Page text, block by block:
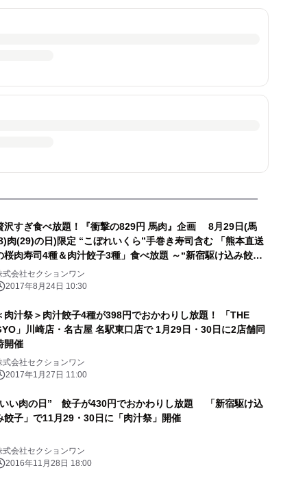
沢すぎ食べ放題！『衝撃の829円 馬肉』企画 8月29日(馬
肉(29)の日)限定 “こぼれいくら”手巻き寿司含む 「熊本直送
桜肉寿司4種＆肉汁餃子3種」食べ放題 ～“新宿駆け込み餃
”にて2017年8月29日(火)PM22:00開催～
式会社セクションワン
2017年8月24日 10:30
肉汁祭＞肉汁餃子4種が398円でおかわりし放題！ 「THE
」川崎店・名古屋 名駅東口店で 1月29日・30日に2店舗同
開催
式会社セクションワン
2017年1月27日 11:00
い肉の日” 餃子が430円でおかわりし放題 「新宿駆け込
餃子」で11月29・30日に「肉汁祭」開催
式会社セクションワン
2016年11月28日 18:00